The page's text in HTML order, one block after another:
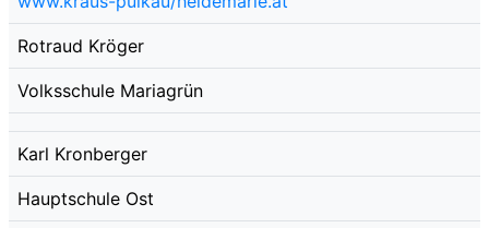
Rotraud Kröger
Volksschule Mariagrün
Karl Kronberger
Hauptschule Ost